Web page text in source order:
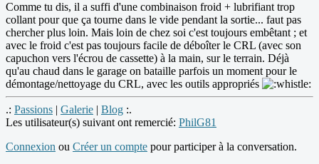
Comme tu dis, il a suffi d'une combinaison froid + lubrifiant trop
collant pour que ça tourne dans le vide pendant la sortie... faut pas
chercher plus loin. Mais loin de chez soi c'est toujours embêtant ; et
avec le froid c'est pas toujours facile de déboîter le CRL (avec son
capuchon vers l'écrou de cassette) à la main, sur le terrain. Déjà
qu'au chaud dans le garage on bataille parfois un moment pour le
démontage/nettoyage du CRL, avec les outils appropriés
.: Passions | Galerie | Blog :.
Les utilisateur(s) suivant ont remercié: PhilG81
Connexion ou Créer un compte pour participer à la conversation.